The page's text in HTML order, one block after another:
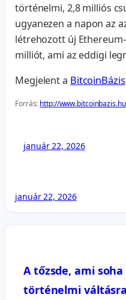
történelmi, 2,8 milliós
ugyanezen a napon az
létrehozott új
milliót, ami az eddigi
Megjelent a BitcoinBázis
Forrás: http://www.bitcoinbazis.hu
január 22, 2026
január 22, 2026
A tőzsde, ami
történelmi váltásra